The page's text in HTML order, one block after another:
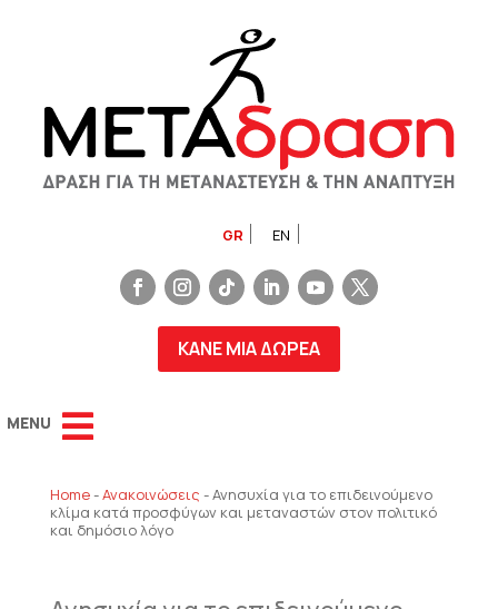
GR EN
ΚΑΝΕ ΜΙΑ ΔΩΡΕΑ
Home-Ανακοινώσεις -Ανησυχία για το επιδεινούμενο
κλίμα κατά προσφύγων και μεταναστών στον πολιτικό
και δημόσιο λόγο